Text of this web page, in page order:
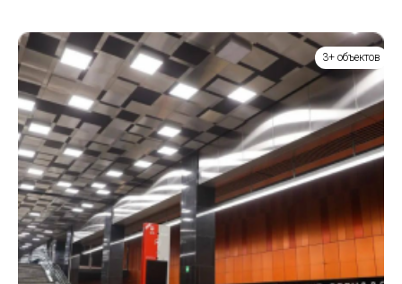
3+ объектов